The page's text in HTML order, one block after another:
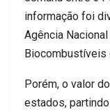
informação foi
Agência
Biocombustíveis
Porém, o valor
estados,